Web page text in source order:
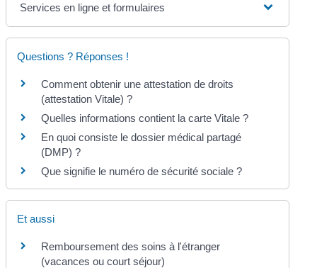
Services en ligne et formulaires
Questions ? Réponses !
Comment obtenir une attestation de droits
(attestation Vitale) ?
Quelles informations contient la carte Vitale ?
En quoi consiste le dossier médical partagé
(DMP) ?
Que signifie le numéro de sécurité sociale ?
Et aussi
Remboursement des soins à l'étranger
(vacances ou court séjour)